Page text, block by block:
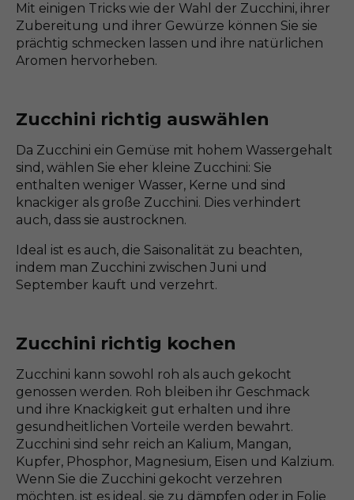
Mit einigen Tricks wie der Wahl der Zucchini, ihrer
Zubereitung und ihrer Gewürze können Sie sie
prächtig schmecken lassen und ihre natürlichen
Aromen hervorheben.
Zucchini richtig auswählen
Da Zucchini ein Gemüse mit hohem Wassergehalt
sind, wählen Sie eher kleine Zucchini: Sie
enthalten weniger Wasser, Kerne und sind
knackiger als große Zucchini. Dies verhindert
auch, dass sie austrocknen.
Ideal ist es auch, die Saisonalität zu beachten,
indem man Zucchini zwischen Juni und
September kauft und verzehrt.
Zucchini richtig kochen
Zucchini kann sowohl roh als auch gekocht
genossen werden. Roh bleiben ihr Geschmack
und ihre Knackigkeit gut erhalten und ihre
gesundheitlichen Vorteile werden bewahrt.
Zucchini sind sehr reich an Kalium, Mangan,
Kupfer, Phosphor, Magnesium, Eisen und Kalzium.
Wenn Sie die Zucchini gekocht verzehren
möchten, ist es ideal, sie zu dämpfen oder in Folie